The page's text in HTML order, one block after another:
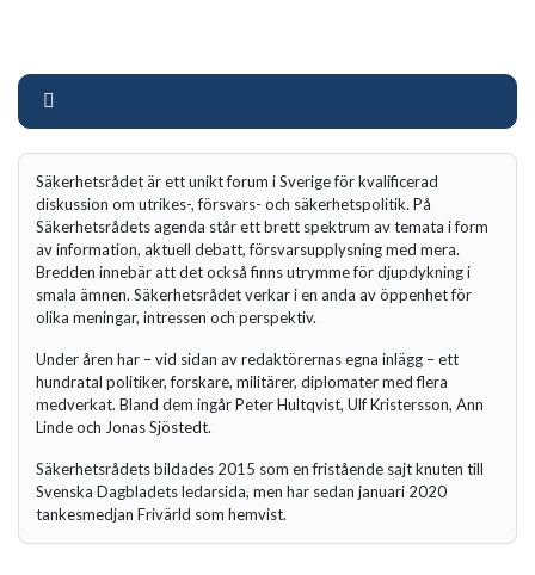
Säkerhetsrådet är ett unikt forum i Sverige för kvalificerad
diskussion om utrikes-, försvars- och säkerhetspolitik. På
Säkerhetsrådets agenda står ett brett spektrum av temata i form
av information, aktuell debatt, försvarsupplysning med mera.
Bredden innebär att det också finns utrymme för djupdykning i
smala ämnen. Säkerhetsrådet verkar i en anda av öppenhet för
olika meningar, intressen och perspektiv.
Under åren har – vid sidan av redaktörernas egna inlägg – ett
hundratal politiker, forskare, militärer, diplomater med flera
medverkat. Bland dem ingår Peter Hultqvist, Ulf Kristersson, Ann
Linde och Jonas Sjöstedt.
Säkerhetsrådets bildades 2015 som en fristående sajt knuten till
Svenska Dagbladets ledarsida, men har sedan januari 2020
tankesmedjan Frivärld som hemvist.